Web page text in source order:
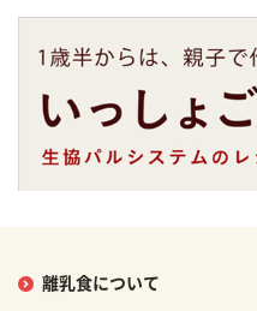
離乳食について